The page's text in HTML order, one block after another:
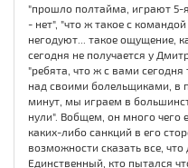
"прошло полтайма, играют 5-
- нет", "что ж такое с
негодуют... такое ощущение,
сегодня не получается у
"ребята, что ж с вами сегодня
над своими болельщиками, в
минут, мы играем в
нули". Вобщем, он много чего
каких-либо санкций в его
возможности сказать все, что
Единственный, кто пытался